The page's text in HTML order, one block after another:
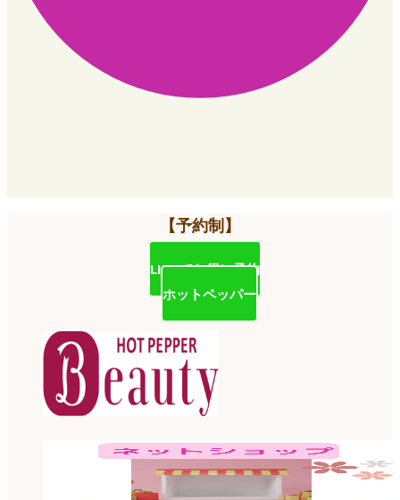
【予約制】
LINEでお得に予約
ホットペッパー